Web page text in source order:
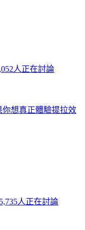
人正在討論
你想真正體驗提拉效
人正在討論